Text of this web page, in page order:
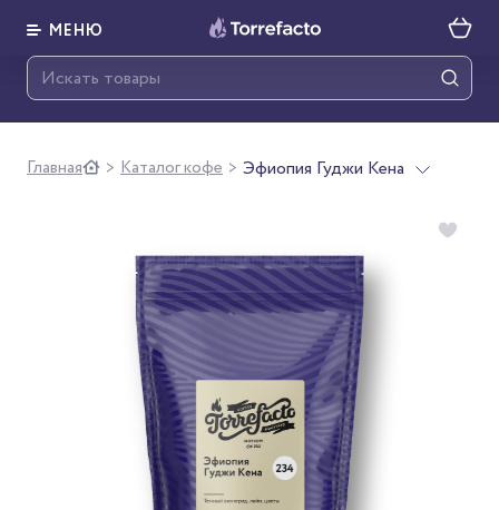
МЕНЮ
Главная > Каталог кофе > Эфиопия Гуджи Кена